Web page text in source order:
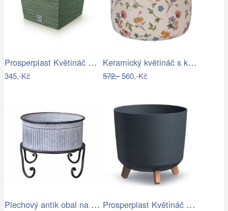
Prosperplast Květináč FUSU V zelený,…
345,-Kč
Keramický květináč s květinami…
572,-560,-Kč
Plechový antik obal na květináč/ lavór… Prosperplast Květináč GRACIE II antracit